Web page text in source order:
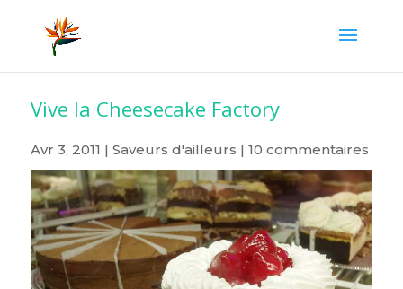
Vive la Cheesecake Factory
Avr 3, 2011 | Saveurs d'ailleurs | 10 commentaires